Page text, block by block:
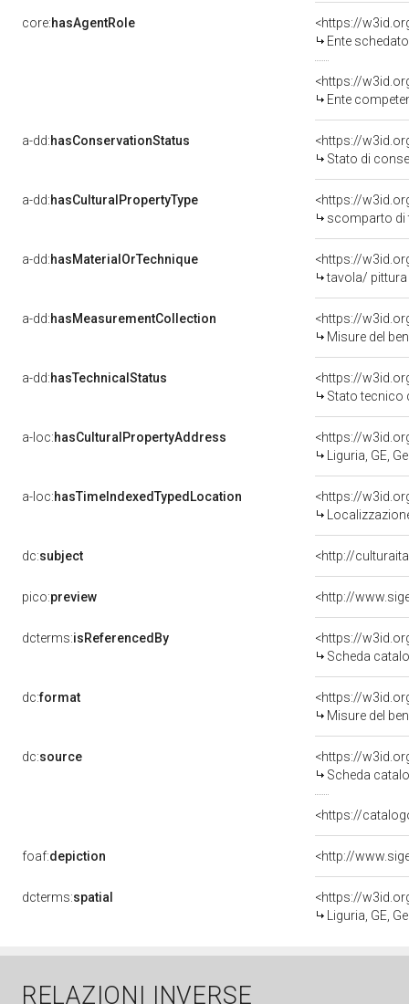
core:hasAgentRole
<https://
Ente schedatore
<https://
Ente competente per
a-dd:hasConservationStatus
<https://
Stato di
a-dd:hasCulturalPropertyType
<https://
scomparto di
a-dd:hasMaterialOrTechnique
<https://
tavola/ pittura
a-dd:hasMeasurementCollection
<https://
Misure del
a-dd:hasTechnicalStatus
<https://
Stato tecnico
a-loc:hasCulturalPropertyAddress
<https://
Liguria, GE,
a-loc:hasTimeIndexedTypedLocation
<https://
dc:subject <http://
pico:preview
dcterms:isReferencedBy
<https://
Scheda
dc:format
<https://
Misure del
dc:source
<https://
Scheda
<https://
foaf:depiction
dcterms:spatial
<https://
Liguria, GE,
RELAZIONI INVERSE